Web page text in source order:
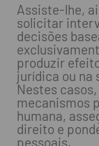
Assiste-lhe,
solicitar
decisões
produzir
jurídica ou na
Nestes casos,
mecanismos
humana,
direito e
pessoais.